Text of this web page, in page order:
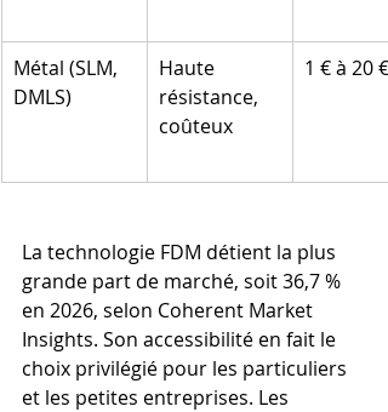
Métal (SLM,
DMLS)
Haute
résistance,
coûteux
1 € à 20 €
La technologie FDM détient la plus
grande part de marché, soit 36,7 %
en 2026, selon Coherent Market
Insights. Son accessibilité en fait le
choix privilégié pour les particuliers
et les petites entreprises. Les